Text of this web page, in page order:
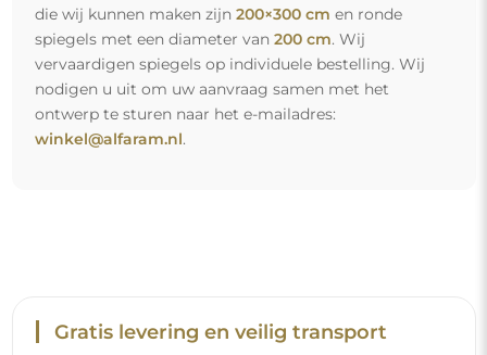
die wij kunnen maken zijn 200×300 cm en ronde
spiegels met een diameter van 200 cm. Wij
vervaardigen spiegels op individuele bestelling. Wij
nodigen u uit om uw aanvraag samen met het
ontwerp te sturen naar het e-mailadres:
winkel@alfaram.nl.
Gratis levering en veilig transport